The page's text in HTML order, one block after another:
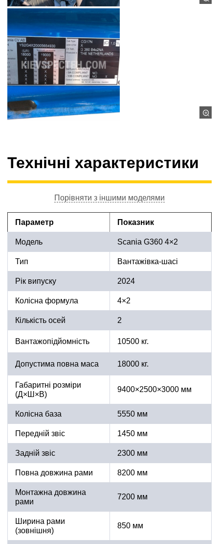
Технічні характеристики
Порівняти з іншими моделями
Параметр Показник
Модель Scania G360 4×2
Тип Вантажівка-шасі
Рік випуску 2024
Колісна формула 4×2
Кількість осей 2
Вантажопідйомність 10500 кг.
Допустима повна маса 18000 кг.
Габаритні розміри
(Д×Ш×В)
9400×2500×3000 мм
Колісна база 5550 мм
Передній звіс 1450 мм
Задній звіс 2300 мм
Повна довжина рами 8200 мм
Монтажна довжина
рами
7200 мм
Ширина рами
(зовнішня)
850 мм